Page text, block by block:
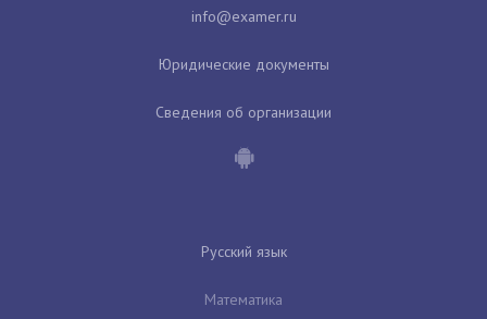
Юридические документы
Сведения об организации
Русский язык
Математика